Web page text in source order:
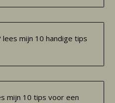
mijn 10 handige tips
mijn 10 tips voor een